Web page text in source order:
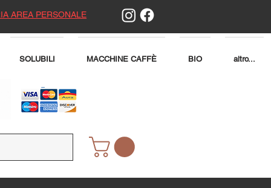
AREA PERSONALE
SOLUBILI MACCHINE CAFFÈ BIO altro...